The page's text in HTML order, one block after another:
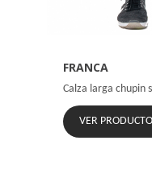
FRANCA
Calza larga chupin
VER PRODUCTO